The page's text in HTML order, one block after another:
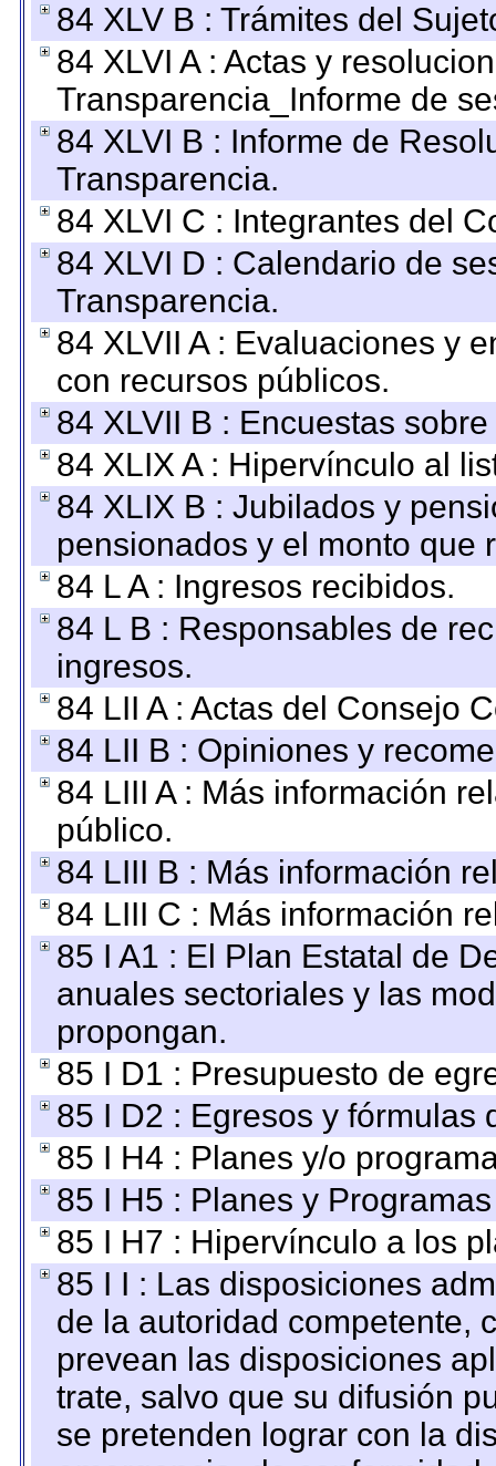
84 XLV B : Trámites del
84 XLVI A : Actas y
Transparencia_Informe de
84 XLVI B : Informe de
Transparencia.
84 XLVI C : Integrantes del
84 XLVI D : Calendario de
Transparencia.
84 XLVII A : Evaluaciones y
con recursos públicos.
84 XLVII B : Encuestas
84 XLIX A : Hipervínculo al
84 XLIX B : Jubilados y
pensionados y el monto que
84 L A : Ingresos recibidos.
84 L B : Responsables de
ingresos.
84 LII A : Actas del Consejo
84 LII B : Opiniones y
84 LIII A : Más información
público.
84 LIII B : Más información
84 LIII C : Más información
85 I A1 : El Plan Estatal de
anuales sectoriales y las
propongan.
85 I D1 : Presupuesto de
85 I D2 : Egresos y fórmulas
85 I H4 : Planes y/o
85 I H5 : Planes y
85 I H7 : Hipervínculo a los
85 I I : Las disposiciones
de la autoridad competente,
prevean las disposiciones
trate, salvo que su difusión
se pretenden lograr con la